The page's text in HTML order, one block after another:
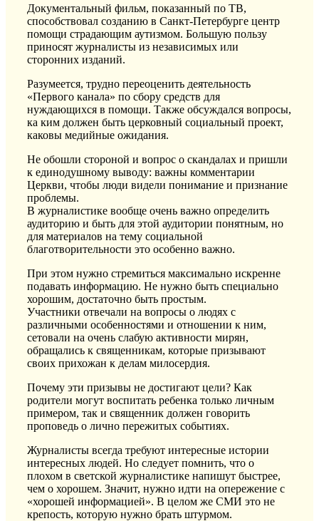
Документальный фильм, показанный по ТВ,
способствовал созданию в Санкт-Петербурге центр
помощи страдающим аутизмом. Большую пользу
приносят журналисты из независимых или
сторонних изданий.
Разумеется, трудно переоценить деятельность
«Первого канала» по сбору средств для
нуждающихся в помощи. Также обсуждался вопросы,
ка ким должен быть церковный социальный проект,
каковы медийные ожидания.
Не обошли стороной и вопрос о скандалах и пришли
к единодушному выводу: важны комментарии
Церкви, чтобы люди видели понимание и признание
проблемы.
В журналистике вообще очень важно определить
аудиторию и быть для этой аудитории понятным, но
для материалов на тему социальной
благотворительности это особенно важно.
При этом нужно стремиться максимально искренне
подавать информацию. Не нужно быть специально
хорошим, достаточно быть простым.
Участники отвечали на вопросы о людях с
различными особенностями и отношении к ним,
сетовали на очень слабую активности мирян,
обращались к священникам, которые призывают
своих прихожан к делам милосердия.
Почему эти призывы не достигают цели? Как
родители могут воспитать ребенка только личным
примером, так и священник должен говорить
проповедь о лично пережитых событиях.
Журналисты всегда требуют интересные истории
интересных людей. Но следует помнить, что о
плохом в светской журналистике напишут быстрее,
чем о хорошем. Значит, нужно идти на опережение с
«хорошей информацией». В целом же СМИ это не
крепость, которую нужно брать штурмом.